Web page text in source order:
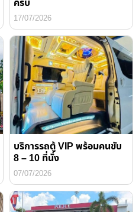
ครับ
17/07/2026
บริการรถตู้ VIP พร้อมคนขับ
8 – 10 ที่นั่ง
07/07/2026